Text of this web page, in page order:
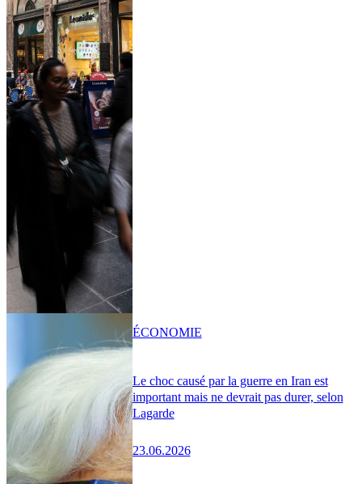
Le choc causé par la guerre en Iran est
important mais ne devrait pas durer, selon
Lagarde
23.06.2026
ÉCONOMIE